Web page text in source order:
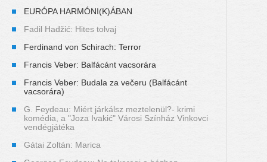
EURÓPA HARMÓNI(K)ÁBAN
Fadil Hadžić: Hites tolvaj
Ferdinand von Schirach: Terror
Francis Veber: Balfácánt vacsorára
Francis Veber: Budala za večeru (Balfácánt
vacsorára)
G. Feydeau: Miért járkálsz meztelenül?- krimi
komédia, a "Joza Ivakić" Városi Színház Vinkovci
vendégjátéka
Gátai Zoltán: Marica